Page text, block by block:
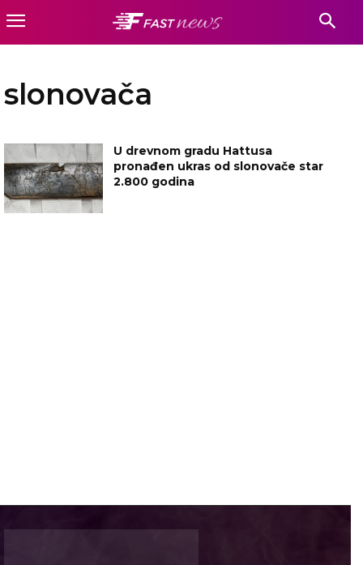
slonovača
U drevnom gradu Hattusa
pronađen ukras od slonovače star
2.800 godina